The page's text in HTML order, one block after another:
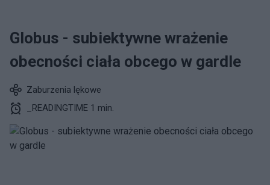
Globus - subiektywne wrażenie
obecności ciała obcego w gardle
Zaburzenia lękowe
_READINGTIME 1 min.